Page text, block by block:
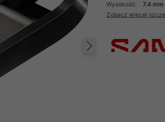
Następny
Wysokość:
7.4 mm
Zobacz więcej